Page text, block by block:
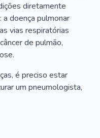
diretamente
a doença pulmonar
vias respiratórias
de pulmão,
é preciso estar
um pneumologista,